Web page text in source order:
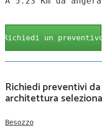
Richiedi un preventivo
Richiedi preventivi
architettura
Besozzo